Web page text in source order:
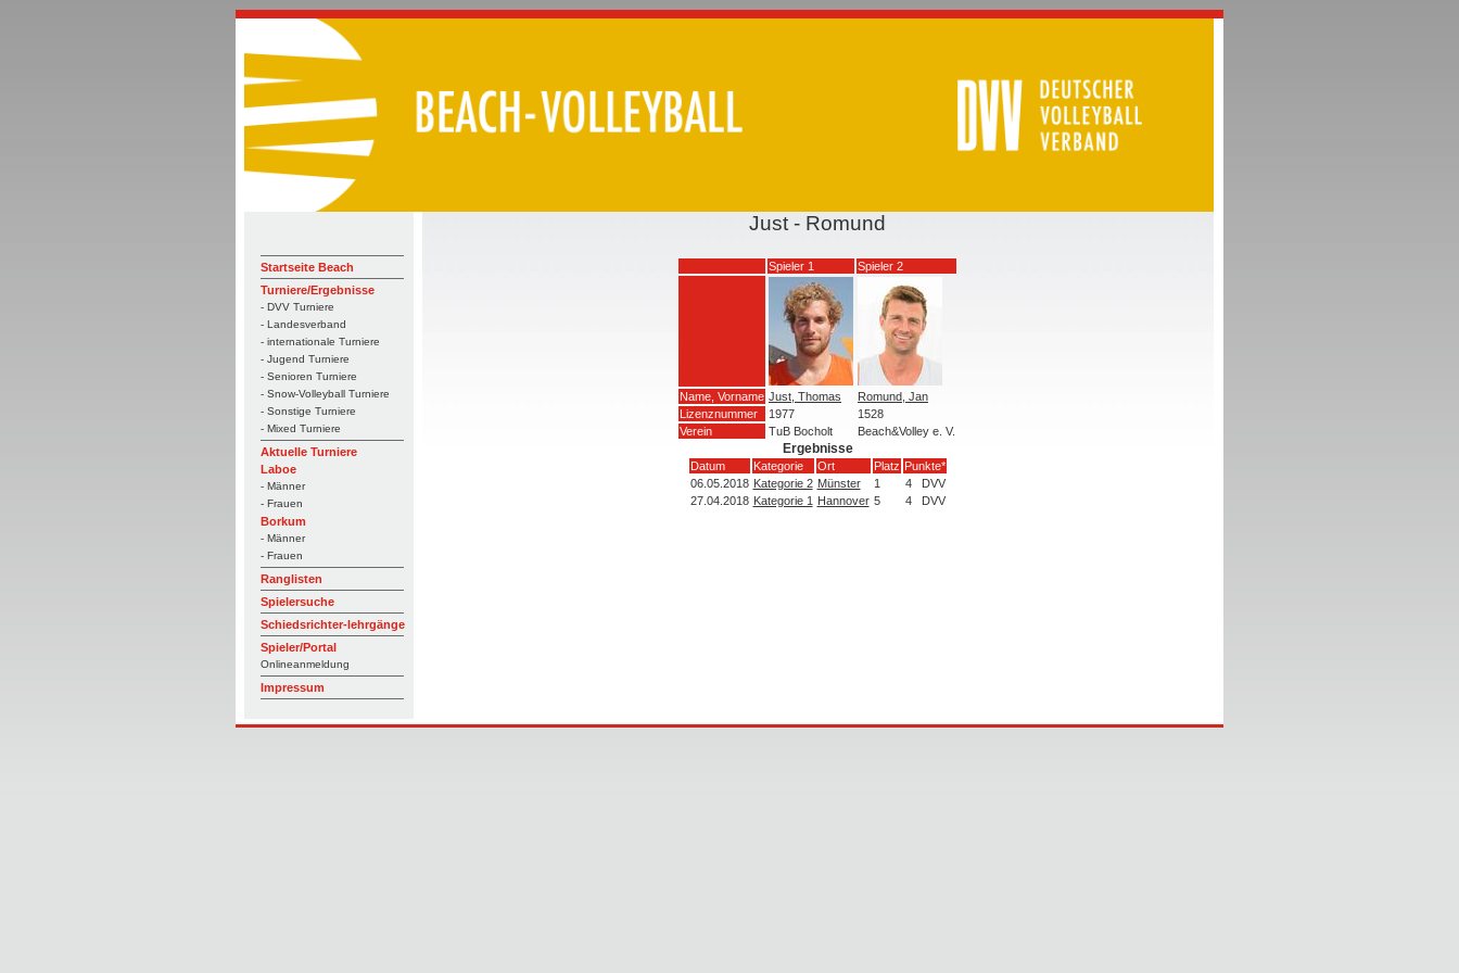
Startseite Beach
Turniere/Ergebnisse
- DVV Turniere
- Landesverband
- internationale Turniere
- Jugend Turniere
- Senioren Turniere
- Snow-Volleyball Turniere
- Sonstige Turniere
- Mixed Turniere
Aktuelle Turniere
Laboe
- Männer
- Frauen
Borkum
- Männer
- Frauen
Ranglisten
Spielersuche
Schiedsrichter-lehrgänge
Spieler/Portal
Onlineanmeldung
Impressum
Just - Romund
Spieler 1 Spieler 2
Name, Vorname Just, Thomas
Romund, Jan
Lizenznummer
1977
1528
Verein
TuB Bocholt Beach&Volley e. V.
Ergebnisse
Datum Kategorie Ort Platz Punkte*
06.05.2018 Kategorie 2 Münster 1 4
DVV
27.04.2018 Kategorie 1 Hannover 5 4 DVV